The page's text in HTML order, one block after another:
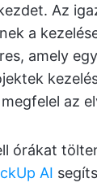
Az
a
amely
az
órákat
AI